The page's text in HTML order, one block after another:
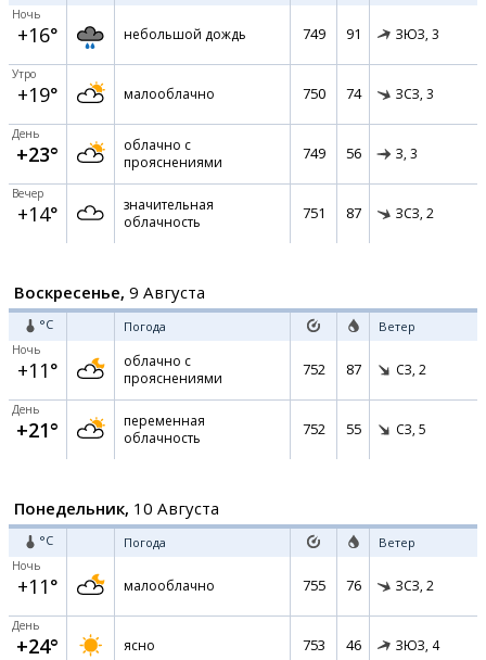
Ночь
+16° небольшой дождь 749 91 ЗЮЗ, 3
Утро
+19° малооблачно 750 74 ЗСЗ, 3
День
+23°
облачно с
прояснениями
749 56 З, 3
Вечер
+14°
значительная
облачность
751 87 ЗСЗ, 2
Воскресенье, 9 Августа
°C Погода Ветер
Ночь
+11°
облачно с
прояснениями
752 87 СЗ, 2
День
+21°
переменная
облачность
752 55 СЗ, 5
Понедельник, 10 Августа
°C Погода Ветер
Ночь
+11° малооблачно 755 76 ЗСЗ, 2
День
+24° ясно 753 46 ЗЮЗ, 4